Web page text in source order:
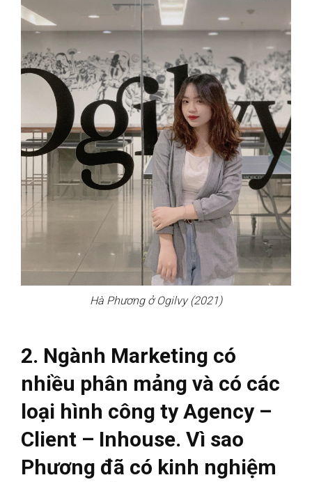
Hà Phương ở Ogilvy (2021)
2. Ngành Marketing có
nhiều phân mảng và có các
loại hình công ty Agency –
Client – Inhouse. Vì sao
Phương đã có kinh nghiệm